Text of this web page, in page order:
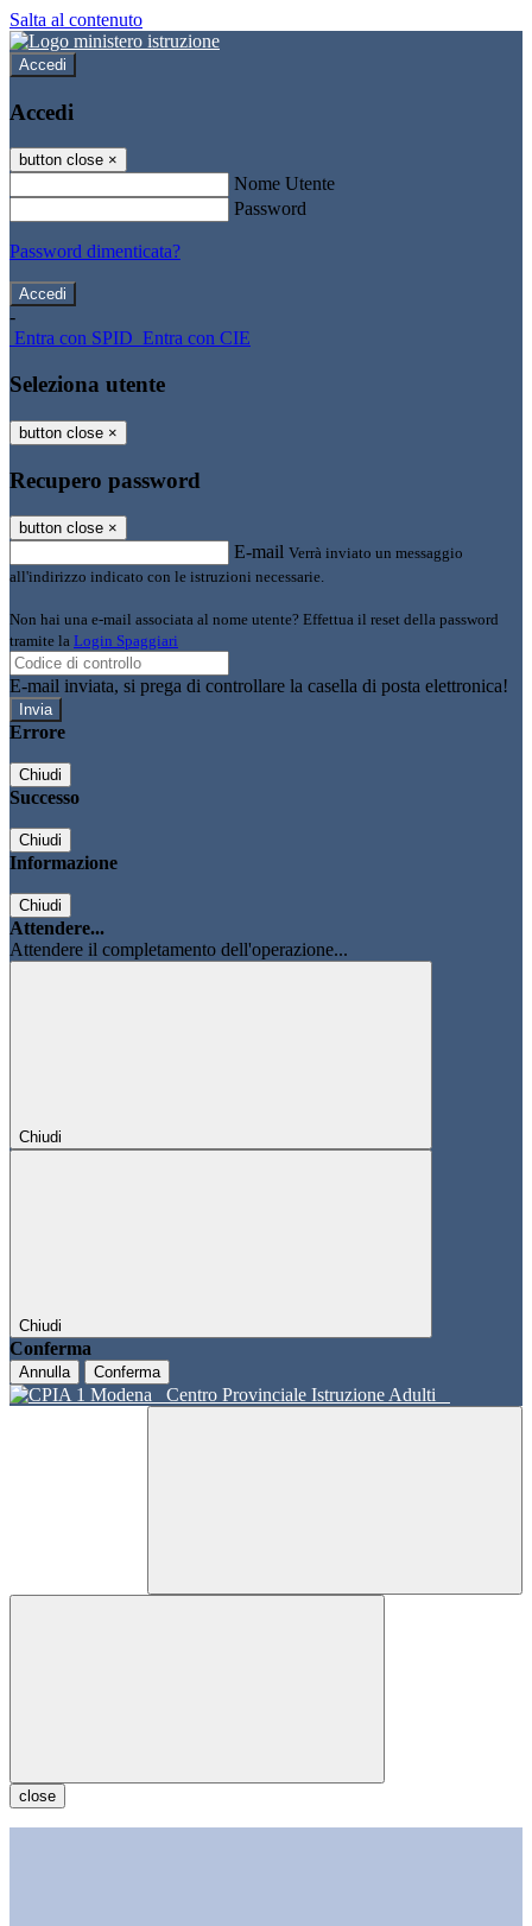
Salta al contenuto
Accedi
Accedi
button close ×
Nome Utente
Password
Password dimenticata?
-
Entra con SPID Entra con CIE
Seleziona utente
button close ×
Recupero password
button close ×
E-mail Verrà inviato un messaggio
all'indirizzo indicato con le istruzioni necessarie.
Non hai una e-mail associata al nome utente? Effettua il reset della password
tramite la Login Spaggiari
E-mail inviata, si prega di controllare la casella di posta elettronica!
Errore
Chiudi
Successo
Chiudi
Informazione
Chiudi
Attendere...
Attendere il completamento dell'operazione...
Chiudi
Chiudi
Conferma
Annulla Conferma
Centro Provinciale Istruzione Adulti
close